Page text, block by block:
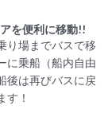
を便利に移動!!
り場までバスで移
に乗船（船内自由
後は再びバスに戻
す！